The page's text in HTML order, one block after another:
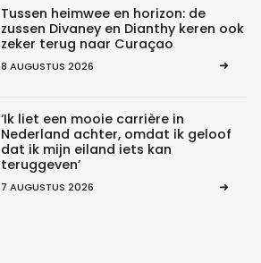
Tussen heimwee en horizon: de
zussen Divaney en Dianthy keren ook
zeker terug naar Curaçao
8 AUGUSTUS 2026
‘Ik liet een mooie carrière in
Nederland achter, omdat ik geloof
dat ik mijn eiland iets kan
teruggeven’
7 AUGUSTUS 2026